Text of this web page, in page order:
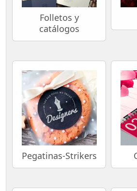
Folletos y
catálogos
Pegatinas-Strikers